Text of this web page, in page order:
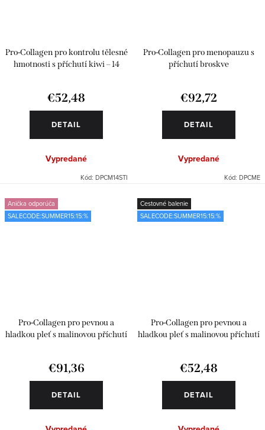
Pro-Collagen pro kontrolu tělesné
hmotnosti s příchutí kiwi – 14
€52,48
DETAIL
Vypredané
Kód: DPCM14STI
Pro-Collagen pro menopauzu s
příchutí broskve
€92,72
DETAIL
Vypredané
Kód: DPCME
Anička odporúča
SALECODE:SUMMER15:15:%
Pro-Collagen pro pevnou a
hladkou pleť s malinovou příchutí
€91,36
DETAIL
Cestovné balenie
SALECODE:SUMMER15:15:%
Pro-Collagen pro pevnou a
hladkou pleť s malinovou příchutí
€52,48
DETAIL